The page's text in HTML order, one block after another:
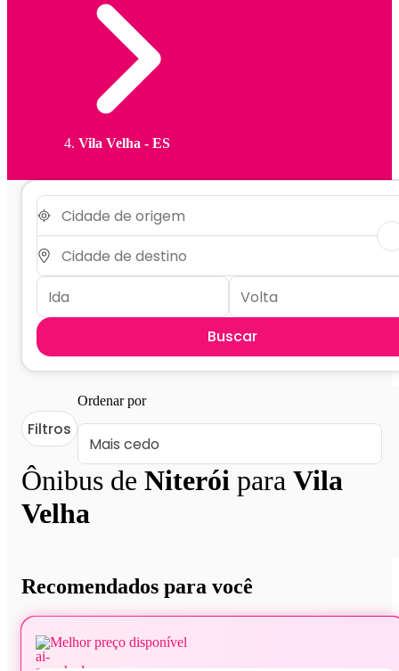
Vila Velha - ES
Buscar
Ônibus de Niterói para Vila
Velha
Filtros
Ordenar por
Recomendados para você
Melhor preço disponível